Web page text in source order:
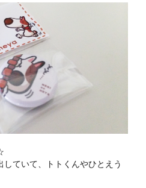
していて、トトくんやひとえう